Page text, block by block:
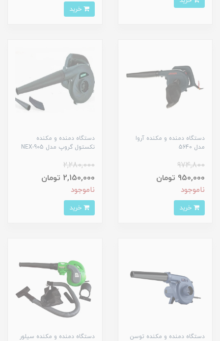
خرید
دستگاه دمنده و مکنده آروا
مدل 5640
974,800
950,000 تومان
ناموجود
خرید
دستگاه دمنده و مکنده
نکستول گروپ مدل NEX-905
2,280,000
2,150,000 تومان
ناموجود
خرید
دستگاه دمنده و مکنده توسن
دستگاه دمنده و مکنده سیلور